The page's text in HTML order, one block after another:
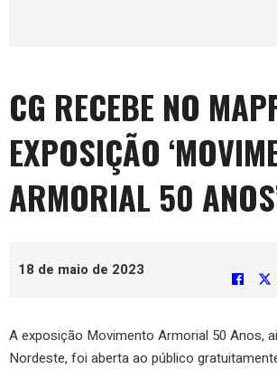
CG RECEBE NO
EXPOSIÇÃO
ARMORIAL 50
18 de maio de 2023
A exposição Movimento Armorial 50 Anos,
Nordeste, foi aberta ao público